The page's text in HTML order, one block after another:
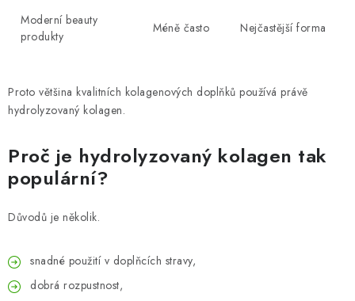
Moderní beauty
produkty
Méně často Nejčastější forma
Proto většina kvalitních kolagenových doplňků používá právě
hydrolyzovaný kolagen.
Proč je hydrolyzovaný kolagen tak
populární?
Důvodů je několik.
snadné použití v doplňcích stravy,
dobrá rozpustnost,